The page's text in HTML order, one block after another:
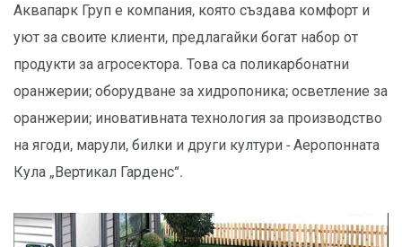
Аквапарк Груп е компания, която създава комфорт и
уют за своите клиенти, предлагайки богат набор от
продукти за агросектора. Това са поликарбонатни
оранжерии; оборудване за хидропоника; осветление за
оранжерии; иновативната технология за производство
на ягоди, марули, билки и други култури - Аеропонната
Кула „Вертикал Гарденс“.